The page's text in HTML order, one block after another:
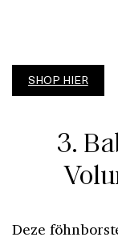
SHOP HIER
3.
Deze